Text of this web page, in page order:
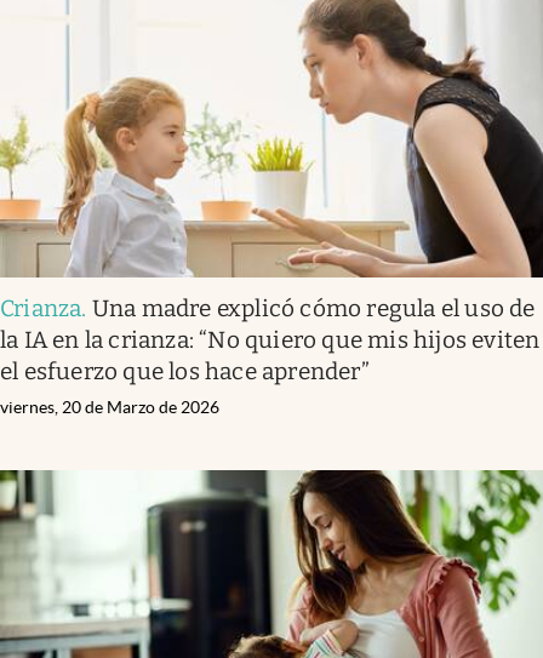
Crianza. Una madre explicó cómo regula el uso de
la IA en la crianza: “No quiero que mis hijos eviten
el esfuerzo que los hace aprender”
viernes, 20 de Marzo de 2026